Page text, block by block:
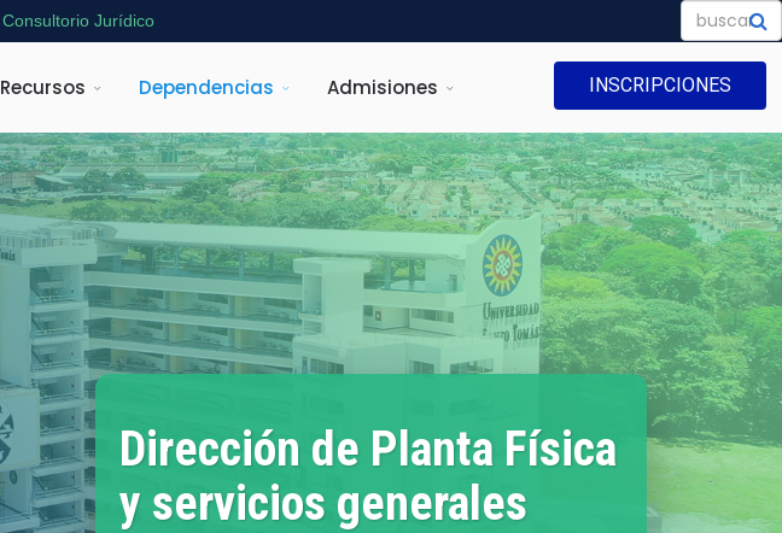
Consultorio Jurídico
Recursos Dependencias Admisiones INSCRIPCIONES
Dirección de Planta Física
y servicios generales